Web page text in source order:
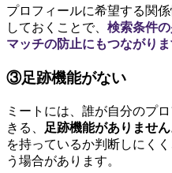
プロフィールに希望する関
しておくことで、 検索条件
マッチの防止にもつながりま
③足跡機能がない
ミートには、誰が自分のプ
きる、
足跡機能がありません
を持っているか判断しにく
う場合があります。